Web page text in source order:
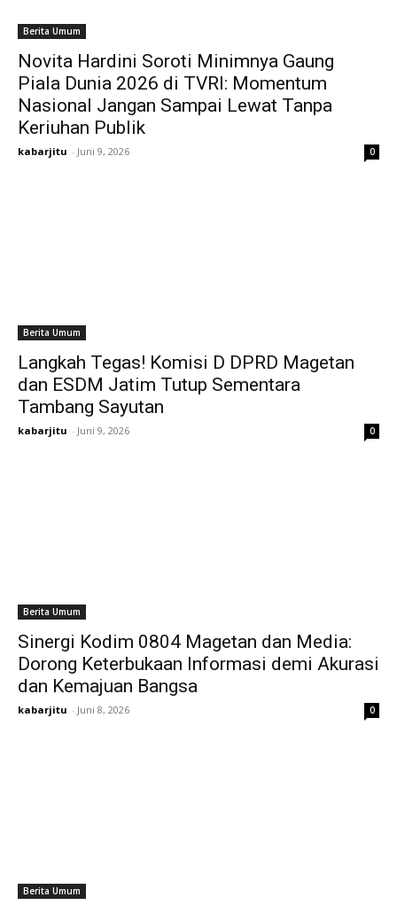
Berita Umum
Novita Hardini Soroti Minimnya Gaung
Piala Dunia 2026 di TVRI: Momentum
Nasional Jangan Sampai Lewat Tanpa
Keriuhan Publik
kabarjitu - Juni 9, 2026 0
Berita Umum
Langkah Tegas! Komisi D DPRD Magetan
dan ESDM Jatim Tutup Sementara
Tambang Sayutan
kabarjitu - Juni 9, 2026 0
Berita Umum
Sinergi Kodim 0804 Magetan dan Media:
Dorong Keterbukaan Informasi demi Akurasi
dan Kemajuan Bangsa
kabarjitu - Juni 8, 2026 0
Berita Umum